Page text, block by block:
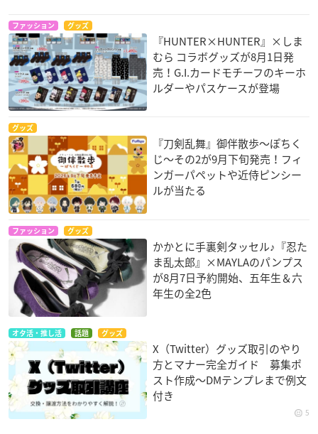
ファッション グッズ
『HUNTER×HUNTER』×しま
むら コラボグッズが8月1日発
売！G.I.カードモチーフのキーホ
ルダーやパスケースが登場
グッズ
『刀剣乱舞』御伴散歩～ぽちく
じ～その2が9月下旬発売！フィ
ンガーパペットや近侍ピンシー
ルが当たる
ファッション グッズ
かかとに手裏剣タッセル♪『忍た
ま乱太郎』×MAYLAのパンプス
が8月7日予約開始、五年生＆六
年生の全2色
オタ活・推し活 話題 グッズ
X（Twitter）グッズ取引のやり
方とマナー完全ガイド 募集ポ
スト作成〜DMテンプレまで例文
付き
5